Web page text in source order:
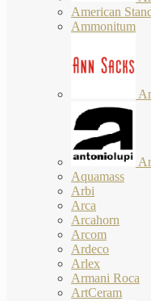
American
Ammonitum
Aquamass
Arbi
Arca
Arcahorn
Arcom
Ardeco
Arlex
Armani Roca
ArtCeram